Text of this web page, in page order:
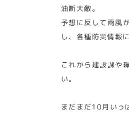
油断大敵。
予想に反して雨風
し、各種防災情報
これから建設課や
い。
まだまだ10月いっ